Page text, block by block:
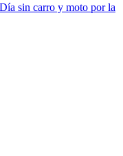
sin carro y moto por la